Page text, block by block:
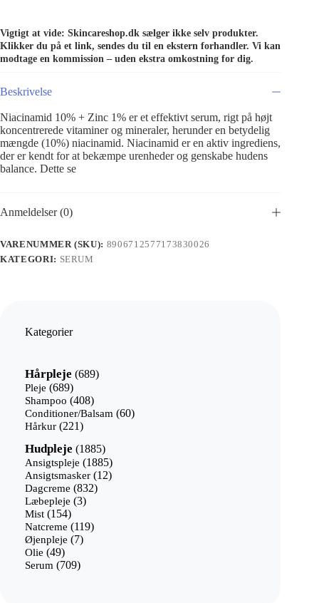
Vigtigt at vide: Skincareshop.dk sælger ikke selv produkter.
Klikker du på et link, sendes du til en ekstern forhandler. Vi kan
modtage en kommission – uden ekstra omkostning for dig.
Beskrivelse
Niacinamid 10% + Zinc 1% er et effektivt serum, rigt på højt
koncentrerede vitaminer og mineraler, herunder en betydelig
mængde (10%) niacinamid. Niacinamid er en aktiv ingrediens,
der er kendt for at bekæmpe urenheder og genskabe hudens
balance. Dette se
Anmeldelser (0)
VARENUMMER (SKU): 8906712577173830026
KATEGORI: SERUM
Kategorier
Hårpleje 689689
Pleje 689689
varer
Shampoo 408408
varer
Conditioner/Balsam 6060
Hårkur 221221
Hudpleje 18851885
varer
Ansigtspleje 18851885
varer
Ansigtsmasker 1212
Dagcreme 832832
Læbepleje 33
Mist 154154
varer
Natcreme 119119
Øjenpleje 77
Olie 4949
varer
Serum 709709